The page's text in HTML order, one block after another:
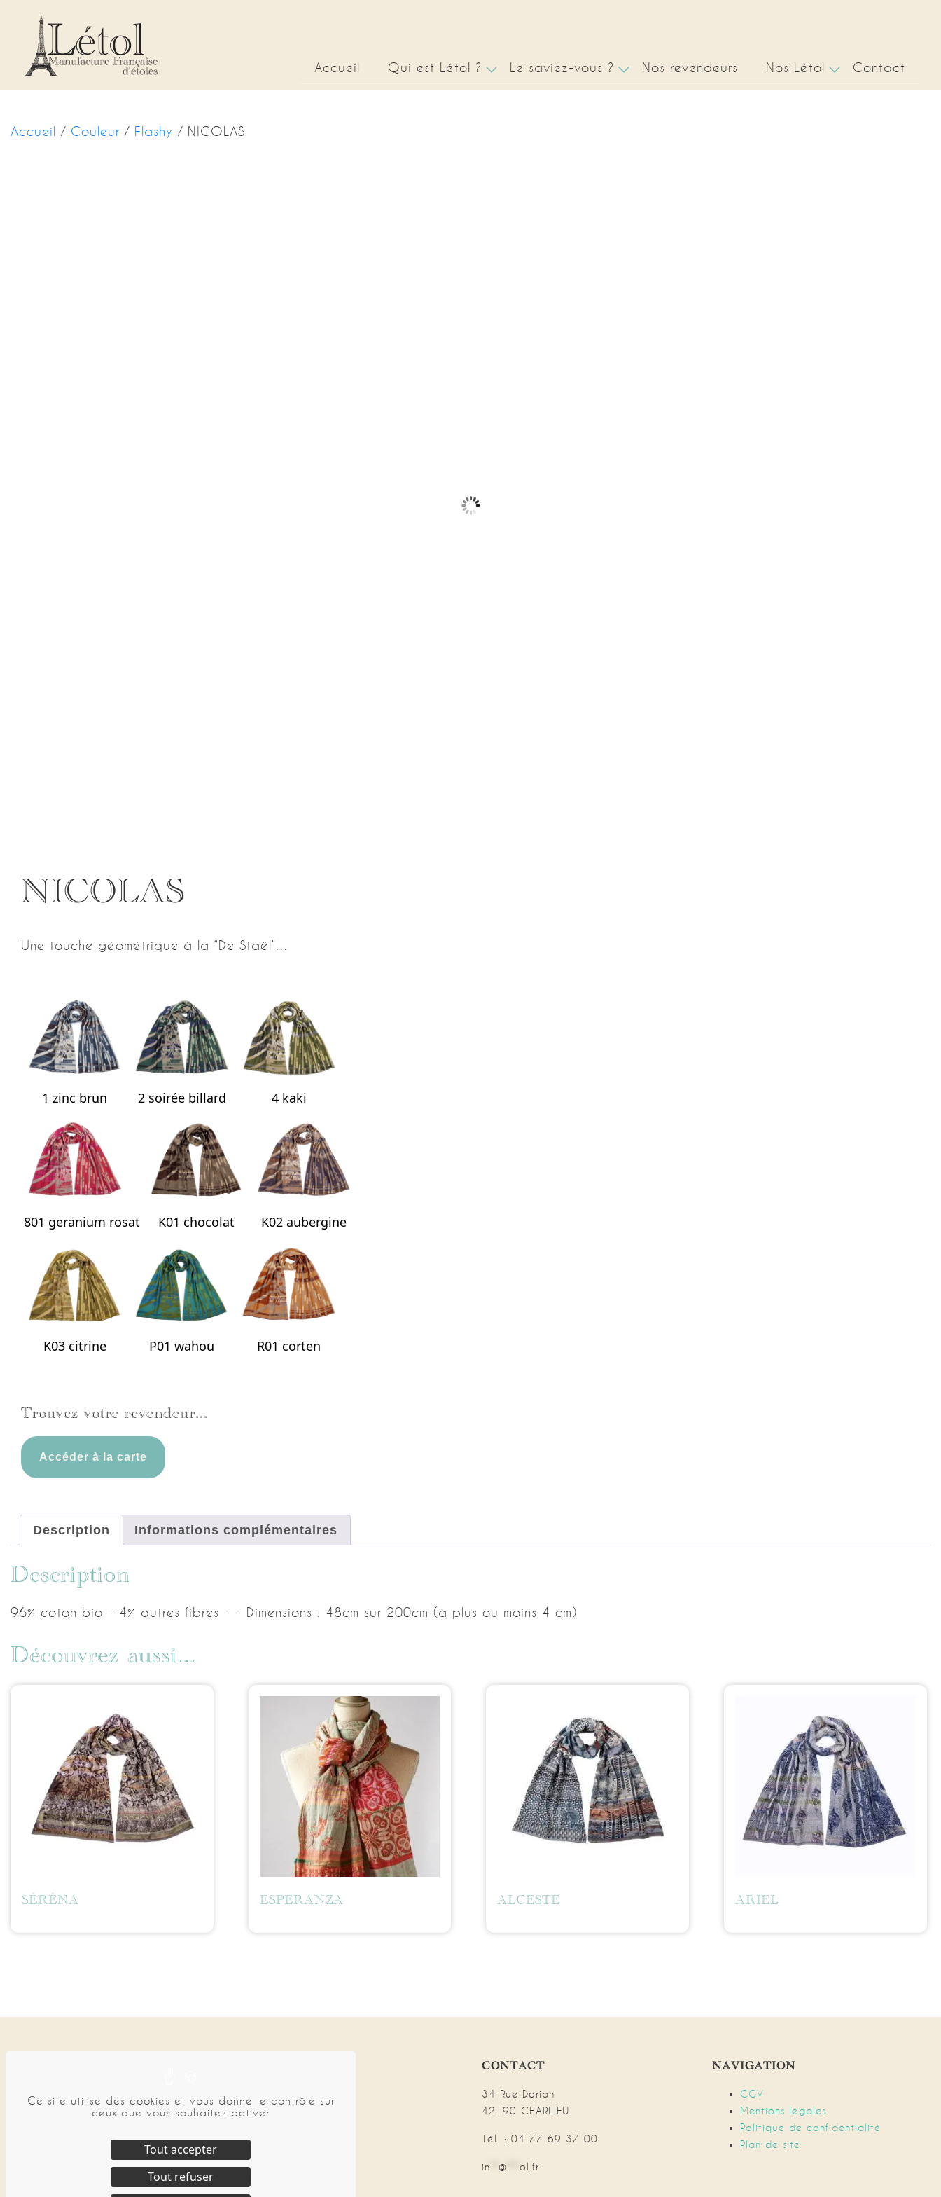
Accueil Qui est Létol ? Le saviez-vous ? Nos revendeurs Nos Létol Contact
Accueil / Couleur / Flashy / NICOLAS
NICOLAS
Une touche géométrique à la “De Staël”…
1 zinc brun 2 soirée billard 4 kaki
801 geranium rosat K01 chocolat K02 aubergine
K03 citrine P01 wahou R01 corten
Trouvez votre revendeur...
Accéder à la carte
Description Informations complémentaires
Description
96% coton bio – 4% autres fibres – – Dimensions : 48cm sur 200cm (à plus ou moins 4 cm)
Découvrez aussi...
SÉRÉNA ESPERANZA ALCESTE ARIEL
CONTACT
34 Rue Dorian
42190 CHARLIEU
Tél. : 04 77 69 37 00
in @ ol.fr
NAVIGATION
CGV
Mentions légales
Politique de confidentialité
Plan de site
Ce site utilise des cookies et vous donne le contrôle sur
ceux que vous souhaitez activer
Tout accepter
Tout refuser